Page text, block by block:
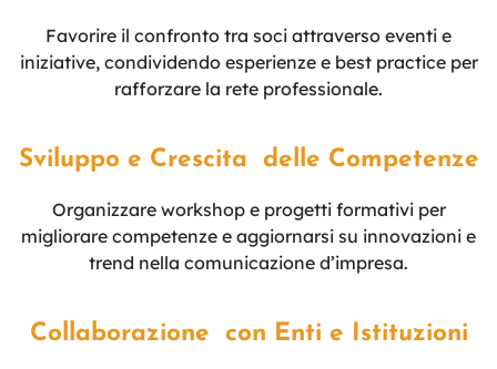
Favorire il confronto tra soci attraverso eventi e
iniziative, condividendo esperienze e best practice per
rafforzare la rete professionale.
Sviluppo e Crescita delle Competenze
Organizzare workshop e progetti formativi per
migliorare competenze e aggiornarsi su innovazioni e
trend nella comunicazione d’impresa.
Collaborazione con Enti e Istituzioni